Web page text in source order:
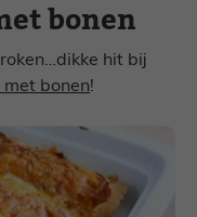
bonen
hit bij
bonen!